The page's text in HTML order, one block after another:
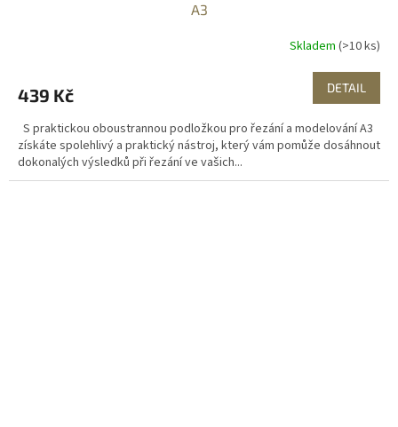
A3
Skladem (>10 ks)
439 Kč DETAIL
S praktickou oboustrannou podložkou pro řezání a modelování A3
získáte spolehlivý a praktický nástroj, který vám pomůže dosáhnout
dokonalých výsledků při řezání ve vašich...